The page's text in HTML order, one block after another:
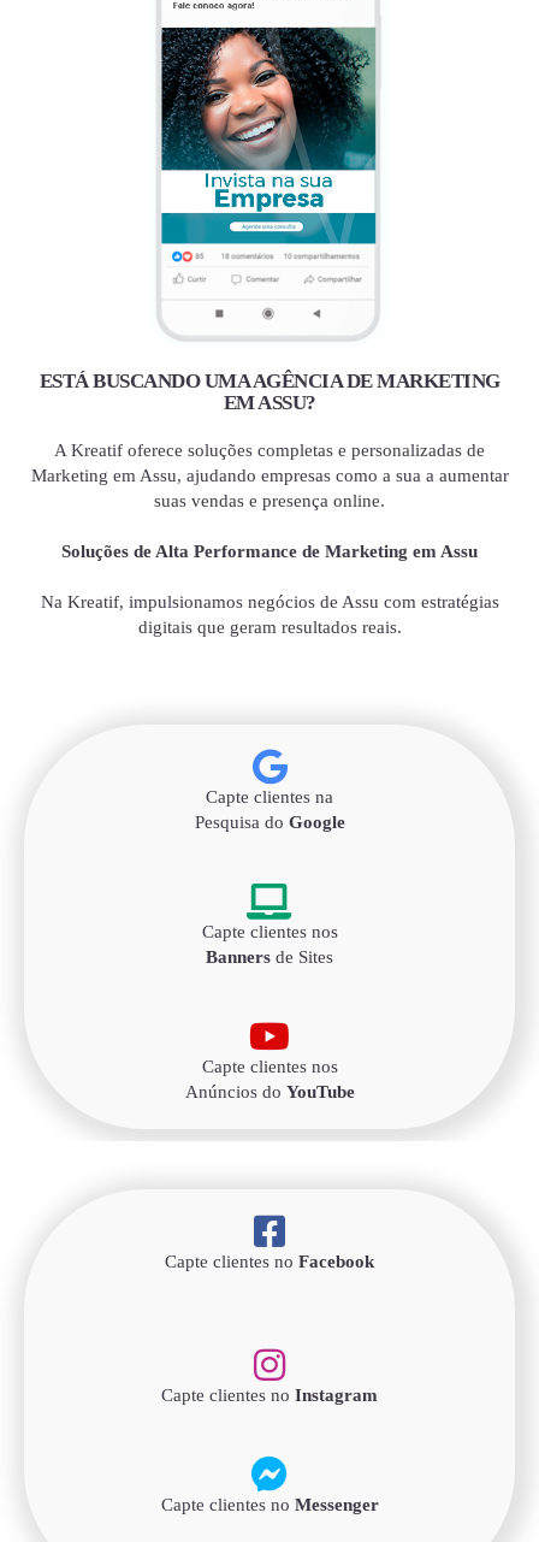
ESTÁ BUSCANDO UMA AGÊNCIA DE MARKETING
EM ASSU?
A Kreatif oferece soluções completas e personalizadas de
Marketing em Assu, ajudando empresas como a sua a aumentar
suas vendas e presença online.
Soluções de Alta Performance de Marketing em Assu
Na Kreatif, impulsionamos negócios de Assu com estratégias
digitais que geram resultados reais.
Capte clientes na
Pesquisa do Google
Capte clientes nos
Banners de Sites
Capte clientes nos
Anúncios do YouTube
Capte clientes no Facebook
Capte clientes no Instagram
Capte clientes no Messenger